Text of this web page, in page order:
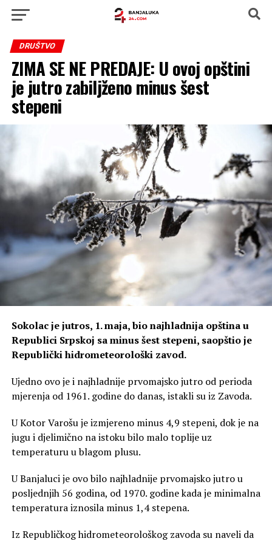
DRUŠTVO
ZIMA SE NE PREDAJE: U ovoj opštini
je jutro zabiljženo minus šest
stepeni
Sokolac je jutros, 1. maja, bio najhladnija opština u
Republici Srpskoj sa minus šest stepeni, saopštio je
Republički hidrometeorološki zavod.
Ujedno ovo je i najhladnije prvomajsko jutro od perioda
mjerenja od 1961. godine do danas, istakli su iz Zavoda.
U Kotor Varošu je izmjereno minus 4,9 stepeni, dok je na
jugu i djelimično na istoku bilo malo toplije uz
temperaturu u blagom plusu.
U Banjaluci je ovo bilo najhladnije prvomajsko jutro u
posljednjih 56 godina, od 1970. godine kada je minimalna
temperatura iznosila minus 1,4 stepena.
Iz Republičkog hidrometeorološkog zavoda su naveli da